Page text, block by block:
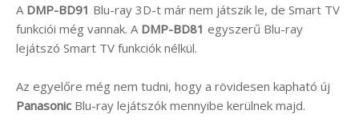
A DMP-BD91 Blu-ray 3D-t már nem játszik le, de Smart TV
funkciói még vannak. A DMP-BD81 egyszerű Blu-ray
lejátszó Smart TV funkciók nélkül.
Az egyelőre még nem tudni, hogy a rövidesen kapható új
Panasonic Blu-ray lejátszók mennyibe kerülnek majd.